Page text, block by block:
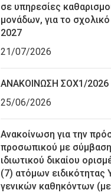
σε υπηρεσίες
μονάδων, για το
2027
21/07/2026
ΑΝΑΚΟΙΝΩΣΗ ΣΟΧ1/2026
25/06/2026
Ανακοίνωση για την
προσωπικού με σύμβαση
ιδιωτικού δικαίου
(7) ατόμων ειδικότητας
γενικών καθηκόντων